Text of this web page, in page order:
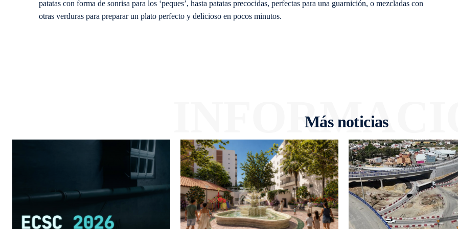
patatas con forma de sonrisa para los ‘peques’, hasta patatas precocidas, perfectas para una guarnición, o mezcladas con
otras verduras para preparar un plato perfecto y delicioso en pocos minutos.
Más noticias